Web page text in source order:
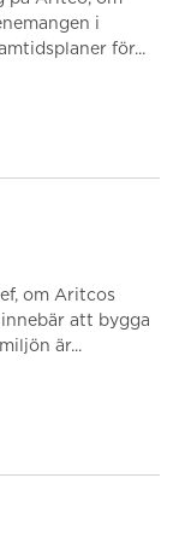
i
för...
om Aritcos
att bygga
är...